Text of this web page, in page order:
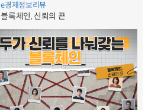
e경제정보리뷰
블록체인, 신뢰의 끈